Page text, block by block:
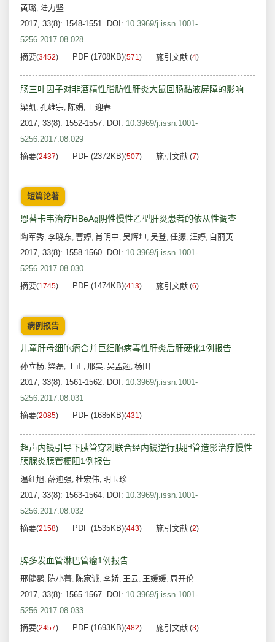
黄璐, 陆力坚
2017, 33(8): 1548-1551. DOI: 10.3969/j.issn.1001-
5256.2017.08.028
摘要(3452) PDF (1708KB)(571) 施引文献 (4)
肠三叶因子对非酒精性脂肪性肝炎大鼠回肠黏液屏障的影响
梁凯, 孔维宗, 陈娟, 王迎春
2017, 33(8): 1552-1557. DOI: 10.3969/j.issn.1001-
5256.2017.08.029
摘要(2437) PDF (2372KB)(507) 施引文献 (7)
短篇论著
恩替卡韦治疗HBeAg阴性慢性乙型肝炎患者的依从性调查
陶军秀, 李晓东, 曹婷, 肖明中, 吴辉坤, 吴登, 任朦, 汪婷, 白丽英
2017, 33(8): 1558-1560. DOI: 10.3969/j.issn.1001-
5256.2017.08.030
摘要(1745) PDF (1474KB)(413) 施引文献 (6)
病例报告
儿童肝母细胞瘤合并巨细胞病毒性肝炎后肝硬化1例报告
孙立杨, 梁磊, 王正, 邢昊, 吴孟超, 杨田
2017, 33(8): 1561-1562. DOI: 10.3969/j.issn.1001-
5256.2017.08.031
摘要(2085) PDF (1685KB)(431)
超声内镜引导下胰管穿刺联合经内镜逆行胰胆管造影治疗慢性
胰腺炎胰管梗阻1例报告
温红旭, 薛迪强, 杜宏伟, 明玉珍
2017, 33(8): 1563-1564. DOI: 10.3969/j.issn.1001-
5256.2017.08.032
摘要(2158) PDF (1535KB)(443) 施引文献 (2)
脾多发血管淋巴管瘤1例报告
邢健鹦, 陈小菁, 陈家诚, 李娇, 王云, 王媛媛, 周开伦
2017, 33(8): 1565-1567. DOI: 10.3969/j.issn.1001-
5256.2017.08.033
摘要(2457) PDF (1693KB)(482) 施引文献 (3)